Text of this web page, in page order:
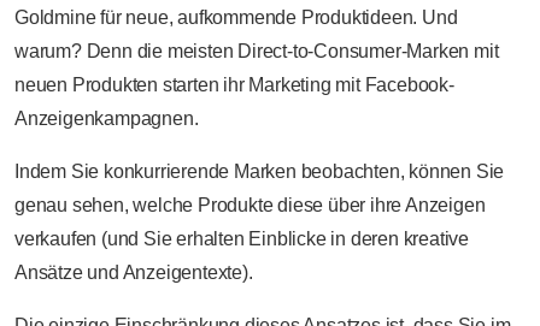
Goldmine für neue, aufkommende Produktideen. Und
warum? Denn die meisten Direct-to-Consumer-Marken mit
neuen Produkten starten ihr Marketing mit Facebook-
Anzeigenkampagnen.
Indem Sie konkurrierende Marken beobachten, können Sie
genau sehen, welche Produkte diese über ihre Anzeigen
verkaufen (und Sie erhalten Einblicke in deren kreative
Ansätze und Anzeigentexte).